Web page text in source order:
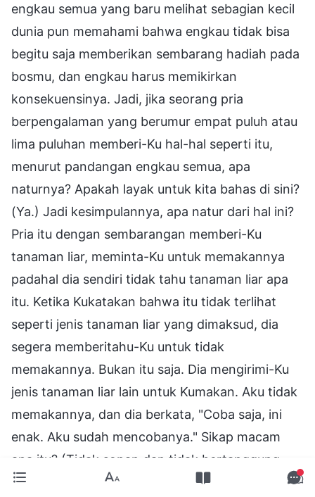
engkau semua yang baru melihat sebagian kecil
dunia pun memahami bahwa engkau tidak bisa
begitu saja memberikan sembarang hadiah pada
bosmu, dan engkau harus memikirkan
konsekuensinya. Jadi, jika seorang pria
berpengalaman yang berumur empat puluh atau
lima puluhan memberi-Ku hal-hal seperti itu,
menurut pandangan engkau semua, apa
naturnya? Apakah layak untuk kita bahas di sini?
(Ya.) Jadi kesimpulannya, apa natur dari hal ini?
Pria itu dengan sembarangan memberi-Ku
tanaman liar, meminta-Ku untuk memakannya
padahal dia sendiri tidak tahu tanaman liar apa
itu. Ketika Kukatakan bahwa itu tidak terlihat
seperti jenis tanaman liar yang dimaksud, dia
segera memberitahu-Ku untuk tidak
memakannya. Bukan itu saja. Dia mengirimi-Ku
jenis tanaman liar lain untuk Kumakan. Aku tidak
memakannya, dan dia berkata, "Coba saja, ini
enak. Aku sudah mencobanya." Sikap macam
apa itu? (Tidak sopan dan tidak bertanggung
jawab.) Benar. Apakah engkau semua merasakan